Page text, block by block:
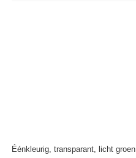
Éénkleurig, transparant, licht groen